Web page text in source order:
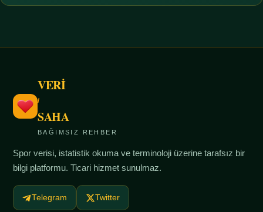
VERİ
/
SAHA
BAĞIMSIZ REHBER
Spor verisi, istatistik okuma ve terminoloji üzerine tarafsız bir
bilgi platformu. Ticari hizmet sunulmaz.
Telegram Twitter